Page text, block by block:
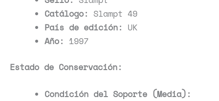
Catálogo: Slampt 49
País de edición: UK
Año: 1997
Estado de Conservación:
Condición del Soporte (Media):